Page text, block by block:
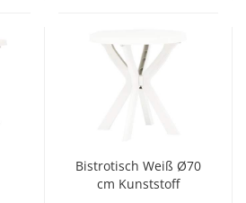
Bistrotisch Weiß Ø70
cm Kunststoff